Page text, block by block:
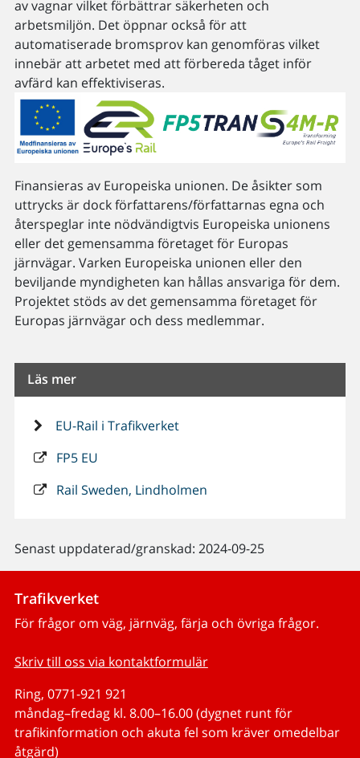
av vagnar vilket förbättrar säkerheten och
arbetsmiljön. Det öppnar också för att
automatiserade bromsprov kan genomföras vilket
innebär att arbetet med att förbereda tåget inför
avfärd kan effektiviseras.
Finansieras av Europeiska unionen. De åsikter som
uttrycks är dock författarens/författarnas egna och
återspeglar inte nödvändigtvis Europeiska unionens
eller det gemensamma företaget för Europas
järnvägar. Varken Europeiska unionen eller den
beviljande myndigheten kan hållas ansvariga för dem.
Projektet stöds av det gemensamma företaget för
Europas järnvägar och dess medlemmar.
Läs mer
EU-Rail i Trafikverket
FP5 EU
Rail Sweden, Lindholmen
Senast uppdaterad/granskad: 2024-09-25
Trafikverket
För frågor om väg, järnväg, färja och övriga frågor.
Skriv till oss via kontaktformulär
Ring, 0771-921 921
måndag–fredag kl. 8.00–16.00 (dygnet runt för
trafikinformation och akuta fel som kräver omedelbar
åtgärd)